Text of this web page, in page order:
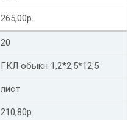
265,00р.
20
ГКЛ обыкн 1,2*2,5*12,5
лист
210,80р.